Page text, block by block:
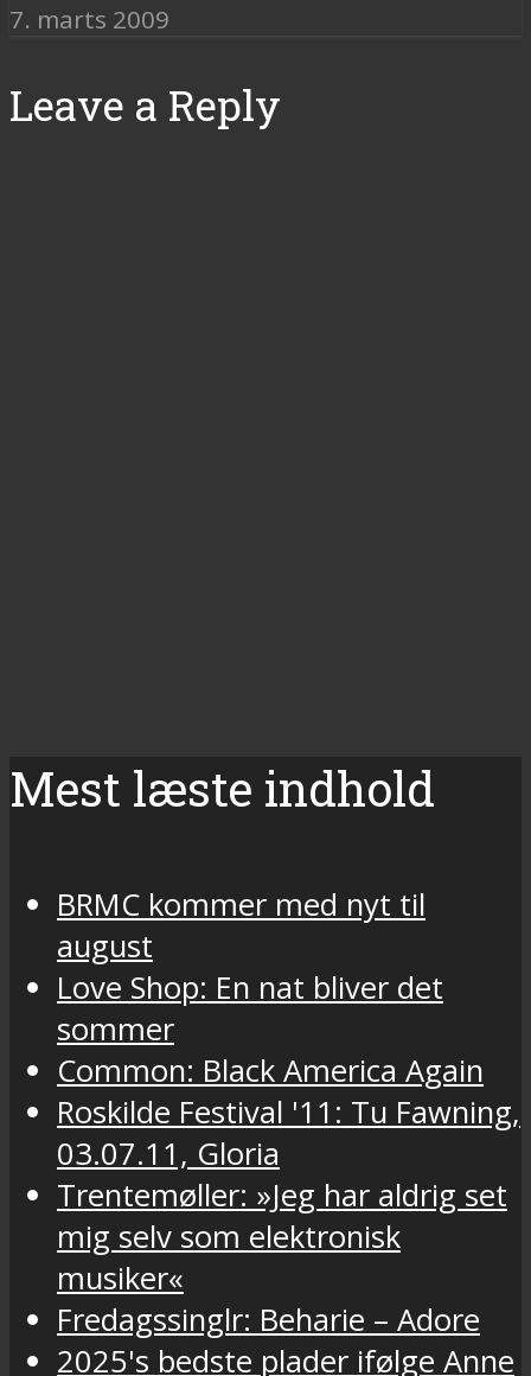
7. marts 2009
Leave a Reply
Mest læste indhold
BRMC kommer med nyt til
august
Love Shop: En nat bliver det
sommer
Common: Black America Again
Roskilde Festival '11: Tu Fawning,
03.07.11, Gloria
Trentemøller: »Jeg har aldrig set
mig selv som elektronisk
musiker«
Fredagssinglr: Beharie – Adore
2025's bedste plader ifølge Anne